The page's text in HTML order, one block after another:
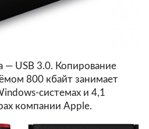
— USB 3.0. Копирование
800 кбайт занимает
системах и 4,1
компании Apple.